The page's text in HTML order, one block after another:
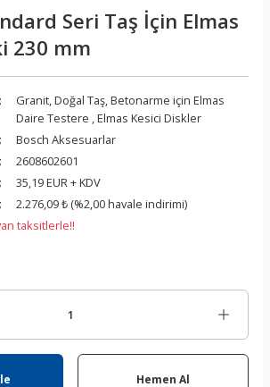
Seri Taş İçin Elmas
230 mm
Granit, Doğal Taş, Betonarme için Elmas
Daire Testere ,Elmas Kesici Diskler
Bosch Aksesuarlar
2608602601
35,19 EUR + KDV
2.276,09 ₺ (%2,00 havale indirimi)
taksitlerle!!
Hemen Al